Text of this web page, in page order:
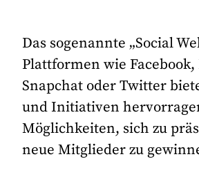
Das sogenannte „Social
Plattformen wie
Snapchat oder Twitter
und Initiativen
Möglichkeiten, sich zu
neue Mitglieder zu